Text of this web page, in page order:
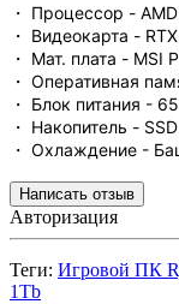
・ Процессор -
・ Видеокарта -
・ Мат. плата - MSI
・ Оперативная
・ Блок питания -
・ Накопитель -
・ Охлаждение -
Написать отзыв
Авторизация
Теги: Игровой ПК
1Tb